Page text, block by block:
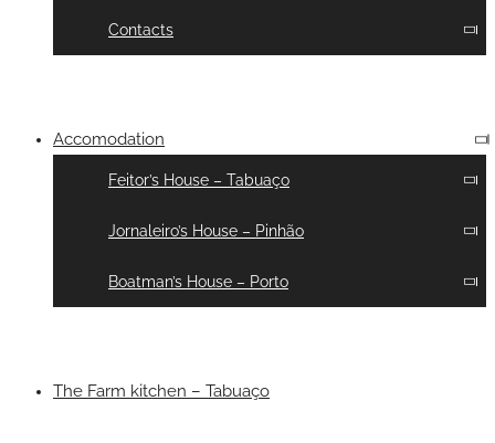
Contacts
Accomodation
Feitor’s House – Tabuaço
Jornaleiro’s House – Pinhão
Boatman’s House – Porto
The Farm kitchen – Tabuaço